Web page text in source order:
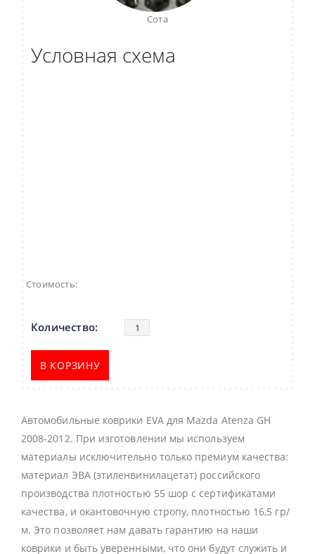
Сота
Условная схема
Стоимость:
В КОРЗИНУ
Автомобильные коврики EVA для Mazda Atenza GH
2008-2012. При изготовлении мы используем
материалы исключительно только премиум качества:
материал ЭВА (этиленвинилацетат) российского
производства плотностью 55 шор с сертификатами
качества, и окантовочную стропу, плотностью 16,5 гр/
м. Это позволяет нам давать гарантию на наши
коврики и быть уверенными, что они будут служить и